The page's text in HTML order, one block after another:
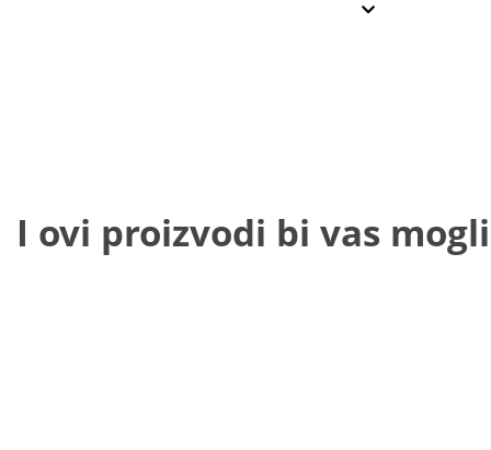
I ovi proizvodi bi vas